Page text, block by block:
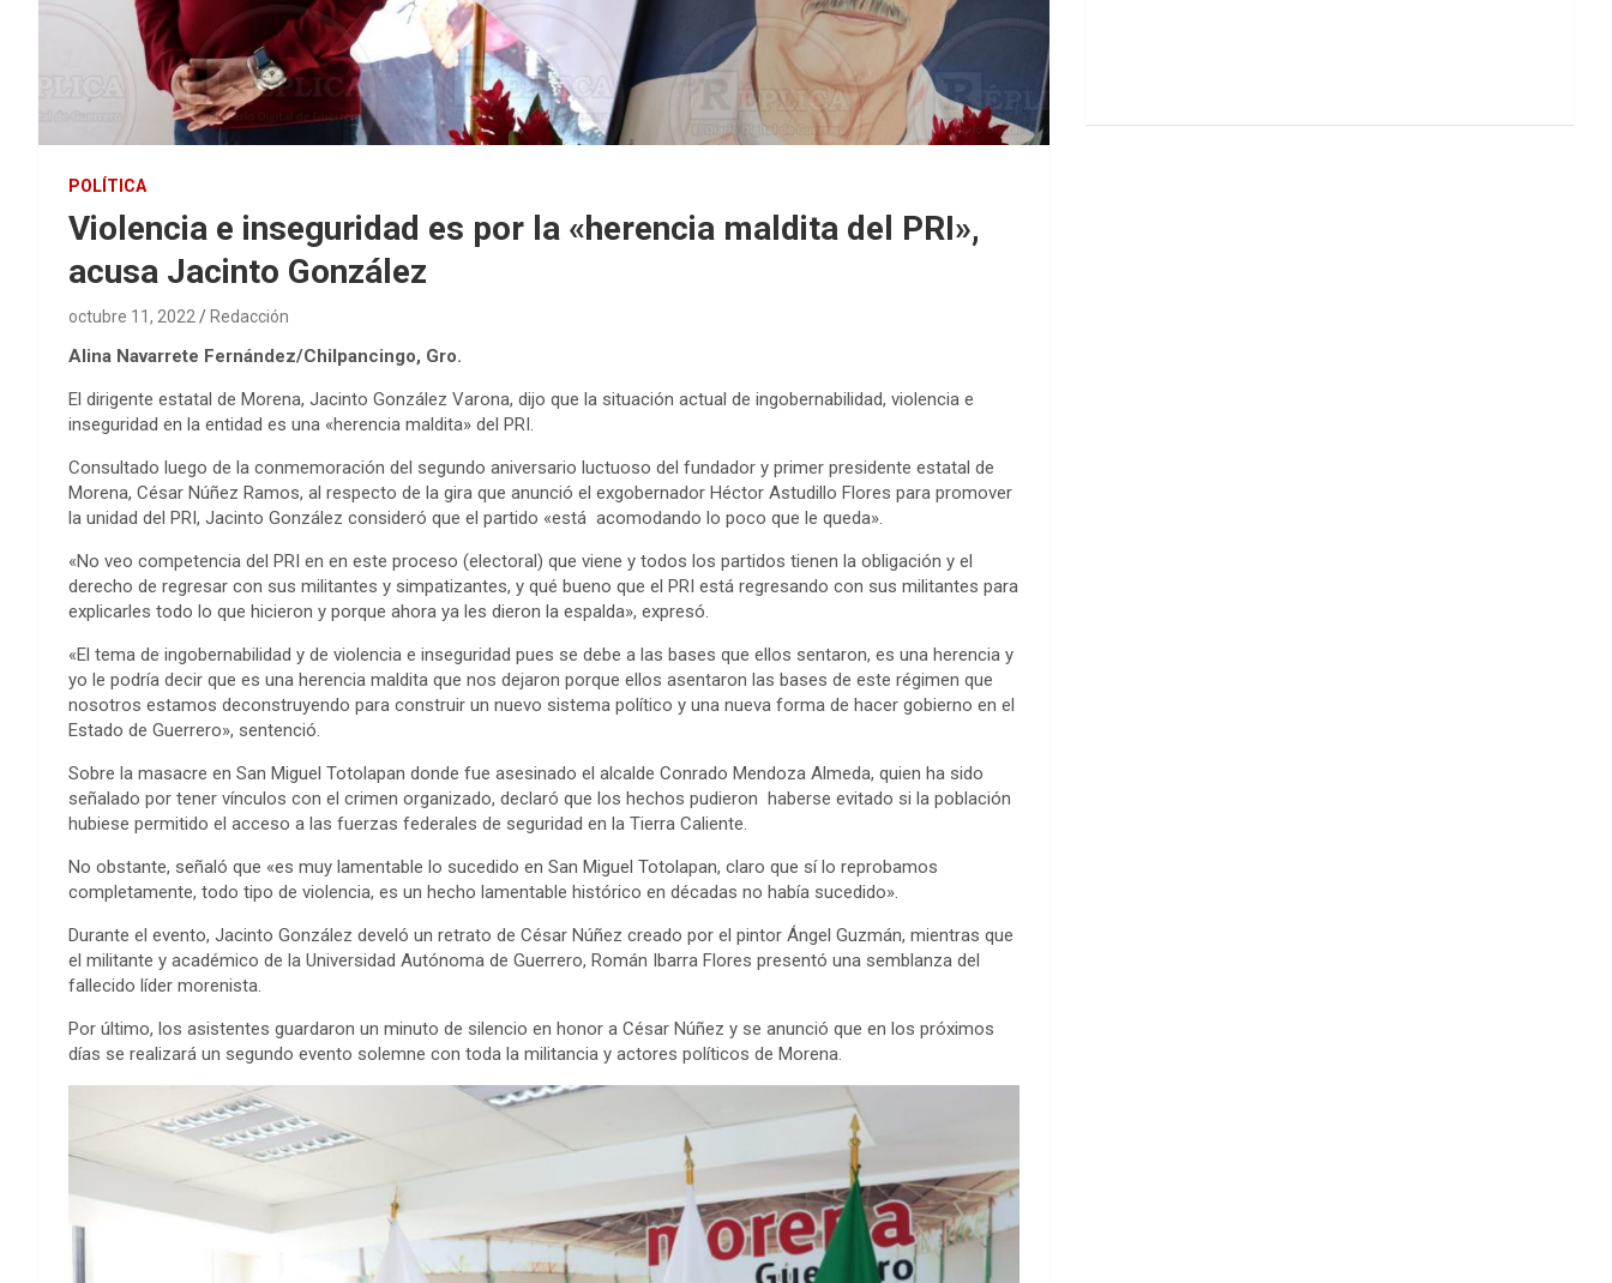
POLÍTICA
Violencia e inseguridad es por la «herencia maldita del PRI»,
acusa Jacinto González
octubre 11, 2022 Redacción
Alina Navarrete Fernández/Chilpancingo, Gro.
El dirigente estatal de Morena, Jacinto González Varona, dijo que la situación actual de ingobernabilidad, violencia e
inseguridad en la entidad es una «herencia maldita» del PRI.
Consultado luego de la conmemoración del segundo aniversario luctuoso del fundador y primer presidente estatal de
Morena, César Núñez Ramos, al respecto de la gira que anunció el exgobernador Héctor Astudillo Flores para promover
la unidad del PRI, Jacinto González consideró que el partido «está acomodando lo poco que le queda».
«No veo competencia del PRI en en este proceso (electoral) que viene y todos los partidos tienen la obligación y el
derecho de regresar con sus militantes y simpatizantes, y qué bueno que el PRI está regresando con sus militantes para
explicarles todo lo que hicieron y porque ahora ya les dieron la espalda», expresó.
«El tema de ingobernabilidad y de violencia e inseguridad pues se debe a las bases que ellos sentaron, es una herencia y
yo le podría decir que es una herencia maldita que nos dejaron porque ellos asentaron las bases de este régimen que
nosotros estamos deconstruyendo para construir un nuevo sistema político y una nueva forma de hacer gobierno en el
Estado de Guerrero», sentenció.
Sobre la masacre en San Miguel Totolapan donde fue asesinado el alcalde Conrado Mendoza Almeda, quien ha sido
señalado por tener vínculos con el crimen organizado, declaró que los hechos pudieron haberse evitado si la población
hubiese permitido el acceso a las fuerzas federales de seguridad en la Tierra Caliente.
No obstante, señaló que «es muy lamentable lo sucedido en San Miguel Totolapan, claro que sí lo reprobamos
completamente, todo tipo de violencia, es un hecho lamentable histórico en décadas no había sucedido».
Durante el evento, Jacinto González develó un retrato de César Núñez creado por el pintor Ángel Guzmán, mientras que
el militante y académico de la Universidad Autónoma de Guerrero, Román Ibarra Flores presentó una semblanza del
fallecido líder morenista.
Por último, los asistentes guardaron un minuto de silencio en honor a César Núñez y se anunció que en los próximos
días se realizará un segundo evento solemne con toda la militancia y actores políticos de Morena.